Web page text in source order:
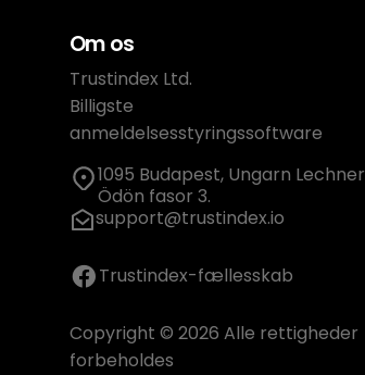
Om os
Trustindex Ltd.
Billigste
anmeldelsesstyringssoftware
1095 Budapest, Ungarn Lechner
Ödön fasor 3.
support@trustindex.io
Trustindex-fællesskab
Copyright © 2026 Alle rettigheder
forbeholdes